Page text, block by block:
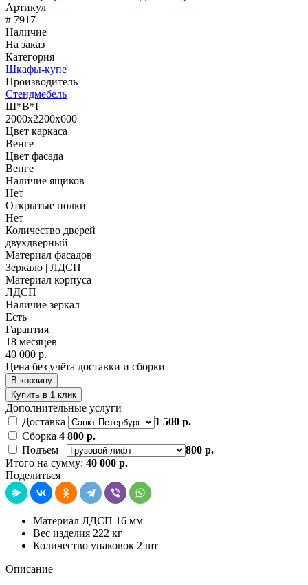
Артикул
# 7917
Наличие
На заказ
Категория
Шкафы-купе
Производитель
Стендмебель
Ш*В*Г
2000x2200x600
Цвет каркаса
Венге
Цвет фасада
Венге
Наличие ящиков
Нет
Открытые полки
Нет
Количество дверей
двухдверный
Материал фасадов
Зеркало | ЛДСП
Материал корпуса
ЛДСП
Наличие зеркал
Есть
Гарантия
18 месяцев
40 000 р.
Цена без учёта доставки и сборки
В корзину
Купить в 1 клик
Дополнительные услуги
Доставка
1 500 р.
Сборка 4 800 р.
Подъем
800 р.
Итого на сумму: 40 000 р.
Поделиться
Материал ЛДСП 16 мм
Вес изделия 222 кг
Количество упаковок 2 шт
Описание